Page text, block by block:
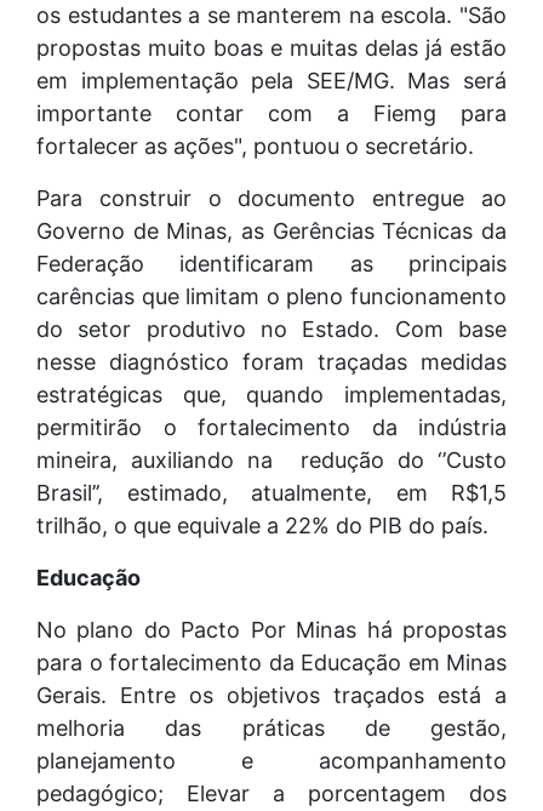
os estudantes a se manterem na escola. "São
propostas muito boas e muitas delas já estão
em implementação pela SEE/MG. Mas será
importante contar com a Fiemg para
fortalecer as ações", pontuou o secretário.
Para construir o documento entregue ao
Governo de Minas, as Gerências Técnicas da
Federação identificaram as principais
carências que limitam o pleno funcionamento
do setor produtivo no Estado. Com base
nesse diagnóstico foram traçadas medidas
estratégicas que, quando implementadas,
permitirão o fortalecimento da indústria
mineira, auxiliando na redução do ‘’Custo
Brasil’’, estimado, atualmente, em R$1,5
trilhão, o que equivale a 22% do PIB do país.
Educação
No plano do Pacto Por Minas há propostas
para o fortalecimento da Educação em Minas
Gerais. Entre os objetivos traçados está a
melhoria das práticas de gestão,
planejamento e acompanhamento
pedagógico; Elevar a porcentagem dos